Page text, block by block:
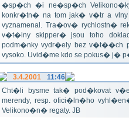
�sp�ch �i ne�sp�ch
konkr�tn� na tom jak� v�tr a
vyznamenal. Tra�ov� rychlostn�
v�t�iny skipper� jsou toho
podm�nky vydr�ely bez v�t��ch
vysoko. Uvid�me kdo se pokus� j�
3.4.2001
11:46
Cht�li bysme tak� pod�kovat
merendy, resp. ofici�ln�ho
Velikono�n� regaty. JB